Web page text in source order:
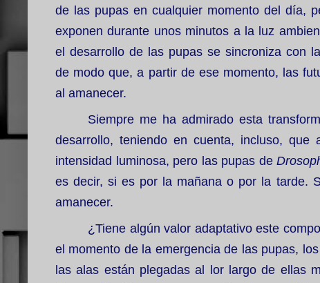
de las pupas en cualquier momento del día,
exponen durante unos minutos a la luz
el desarrollo de las pupas se sincroniza con
de modo que, a partir de ese momento, las
al amanecer.
Siempre me ha admirado esta
desarrollo, teniendo en cuenta, incluso,
intensidad luminosa, pero las pupas de
es decir, si es por la mañana o por la tarde.
amanecer.
¿Tiene algún valor adaptativo este
el momento de la emergencia de las pupas,
las alas están plegadas al lor largo de ellas